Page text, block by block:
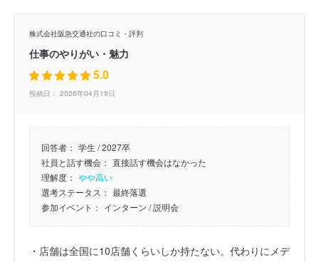
株式会社阪急交通社の口コミ・評判
仕事のやりがい・魅力
5.0
投稿日： 2026年04月19日
回答者： 学生 / 2027卒
社員と話す機会： 直接話す機会はなかった
理解度： やや高い
選考ステータス： 最終落選
参加イベント： インターン / 説明会
・店舗は全国に10店舗くらいしか持たない。代わりにメデ